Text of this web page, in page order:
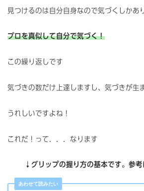
見つけるのは自分自身なので気づくしかあ
プロを真似して自分で気づく！
この繰り返しです
気づきの数だけ上達しますし、気づきが生
うれしいですよね！
これだ！って．．．なります
↓グリップの握り方の基本です。参